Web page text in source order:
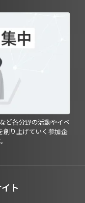
ど各分野の活動やイベ
創り上げていく参加企
ト